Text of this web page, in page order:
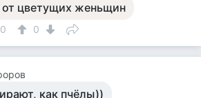
цветущих женьщин
0 0
как пчёлы))